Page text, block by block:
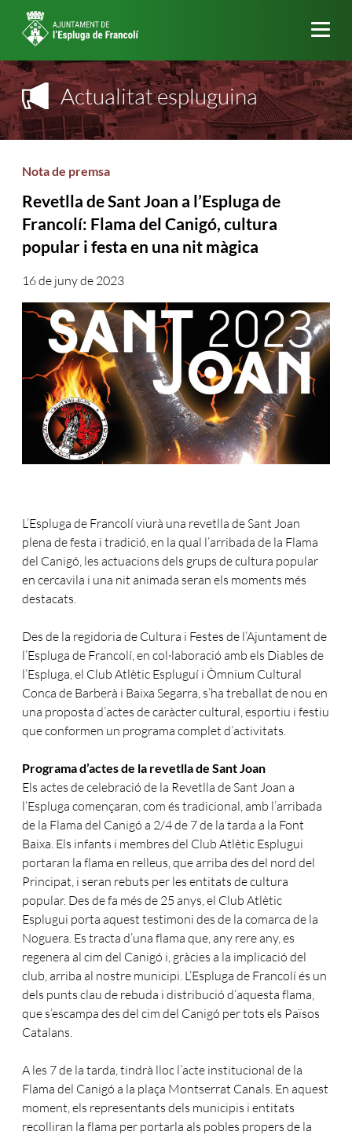
Actualitat espluguina
Nota de premsa
Revetlla de Sant Joan a l’Espluga de
Francolí: Flama del Canigó, cultura
popular i festa en una nit màgica
16 de juny de 2023
L’Espluga de Francolí viurà una revetlla de Sant Joan
plena de festa i tradició, en la qual l’arribada de la Flama
del Canigó, les actuacions dels grups de cultura popular
en cercavila i una nit animada seran els moments més
destacats.
Des de la regidoria de Cultura i Festes de l’Ajuntament de
l’Espluga de Francolí, en col·laboració amb els Diables de
l’Espluga, el Club Atlètic Espluguí i Òmnium Cultural
Conca de Barberà i Baixa Segarra, s’ha treballat de nou en
una proposta d’actes de caràcter cultural, esportiu i festiu
que conformen un programa complet d’activitats.
Programa d’actes de la revetlla de Sant Joan
Els actes de celebració de la Revetlla de Sant Joan a
l’Espluga començaran, com és tradicional, amb l’arribada
de la Flama del Canigó a 2/4 de 7 de la tarda a la Font
Baixa. Els infants i membres del Club Atlètic Esplugui
portaran la flama en relleus, que arriba des del nord del
Principat, i seran rebuts per les entitats de cultura
popular. Des de fa més de 25 anys, el Club Atlètic
Esplugui porta aquest testimoni des de la comarca de la
Noguera. Es tracta d’una flama que, any rere any, es
regenera al cim del Canigó i, gràcies a la implicació del
club, arriba al nostre municipi. L’Espluga de Francolí és un
dels punts clau de rebuda i distribució d’aquesta flama,
que s’escampa des del cim del Canigó per tots els Països
Catalans.
A les 7 de la tarda, tindrà lloc l’acte institucional de la
Flama del Canigó a la plaça Montserrat Canals. En aquest
moment, els representants dels municipis i entitats
recolliran la flama per portarla als pobles propers de la